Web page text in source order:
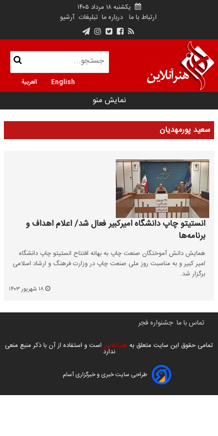
یکشنبه ۱۸ مرداد ۱۴۰۵
ارتباط با ما درباره ما تبلیغات آرشیو
English العربية
نمایش منو
سعید پورمهدیان
انستیتو چاپ دانشگاه امیرکبیر فعال شد/ اعلام اهداف و
برنامه‌ها
همایش دانش آموختگان صنعت چاپ به بهانه افتتاح انستیتو چاپ دانشگاه
امیر کبیر و به مناسبت روز ملی صنعت چاپ در وزارت فرهنگ و ارشاد اسلامی
برگزار شد.
تماس با ما جشنواره فجر
تمامی حقوق این سایت متعلق به هنرآنلاین است و استفاده از آن با ذکر منبع منعی
ندارد
طراحی سایت خبری و خبرگزاری آسام